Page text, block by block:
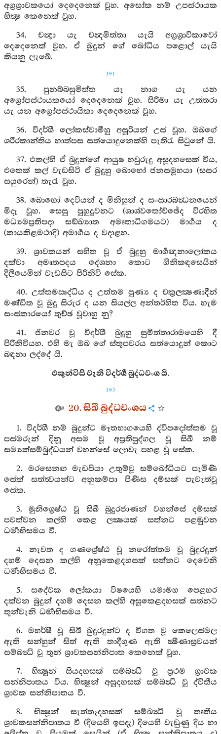
අග්‍රශ්‍රාවකයෝ දෙදෙනෙක් වූහ. අසෝක නම් උපස්ථායක
භික්‍ෂු කෙනෙක් වූහ.
34. චන්‍ද්‍රා යැ චන්‍දමිත්තා යැයි අග්‍රශ්‍රාවිකාවෝ
දෙදෙනෙක් වූහ. ඒ බුදුන් ගේ බෝධිය පළොල් යැයි
කියනු ලැබේ.
191
35. පුනබ්බසුමිත්ත යැ නාග යැ යන
අග්‍රෝපස්ථායකයෝ දෙදෙනෙක් වූහ. සිරිමා යැ උත්තරා
යැ යන අග්‍රෝපස්ථායිකා දෙදෙනෙක් වූහ.
36. විදර්ශී ලෝකස්වාමීහු අසූරියන් උස් වූහ. ඔබගේ
ශරීරකාන්තිය හාත්පස සත්යොදුනෙක්හි පැතිරැ සිටුනේ යි.
37. එකල්හි ඒ බුදුන්ගේ ආයුෂ හවුරුදු අසූදහසෙක් විය,
එතෙක් කල් වැඩසිටි ඒ බුදුහු බොහෝ ජනසමූහයා (සසර
සයුරෙන්) තැරැ වූහ.
38. බොහෝ දෙවියන් ද මිනිසුන් ද සංසාරබන්‍ධනයෙන්
මිදැ වූහ. සෙසු පුහුදුවනට (ශාශ්වතෝච්ඡේද විරහිත
මධ්‍යමප්‍රතිපදා සඞ්ඛ්‍යාත අමෘතාධිගමයට) මාර්‍ගය ද
(කායකිළමථාදි) අමාර්‍ගය ද වදාළහ.
39. ශ්‍රාවකයන් සහිත වූ ඒ බුදුහු මාර්‍ගඥනාලෝකය
දක්වා අමෘතපදය දේශනා කොට ගිනිකඳසෙයින්
දිලියෙමින් වැඩසිට පිරිනිවි සේක.
40. උත්තමඍද්ධිය ද උත්තම පුණ්‍ය ද චක්‍රලක්‍ෂණාදීන්
මණ්ඩිත වූ බුදු සිරුර ද යන සියල්ල අන්තර්හිත විය. හැම
සංස්කාරයෝ තුච්ඡ වූවාහු නු?
41. ජිනවර වූ විදර්ශී බුදුහු සුමිත්තාරාමයෙහි දී
පිරිනිවියහ. එහි මැ ඔබ ගේ ස්තූපවරය සත්යොදුන් කොට
බඳනා ලද්දේ යි.
එකුන්විසි වැනි විදර්ශී බුද්ධවංශ යි.
193
20. සිඛී බුද්ධවංශය
1. විදර්ශී නම් බුදුන්ට මෑතභාගයෙහි ද්විපදෝත්තම වූ
පස්මරුන් දිනූ අසම වූ අප්‍රතිපුද්ගල වූ සිඛී නම්
සම්‍යක්සම්බුද්ධයන් වහන්සේ ලොවැ පහළ වූ සේක.
2. මරසෙනඟ මැඩපියා උතුම්වූ සම්බෝධියට පැමිණි
සේක් සත්ත්‍වයන්ට අනුකම්පා පිණිස දම්සක් පැවැත්වූ
සේක.
3. මුනිශ්‍රෙෂ්ඨ වූ සිඛී බුදුරජාණන් වහන්සේ දම්සක්
පවත්වන කල්හි කෙළ ලක්‍ෂයක් සත්නට පළමුවන
ධර්‍මාභිසමය වී.
4. නැවත ද ගණශ්‍රේෂ්ඨ වූ නරෝත්තම වූ බුදුරදුන්
දහම් දෙසන කල්හි අනූකෙළදහසක් සත්නට දෙවෙනි
ධර්‍මාභිසමය වී.
5. සදේවක ලෝකයා විෂයෙහි යමාමහ පෙළහර
දක්වන බුදුන් දහම් දෙසන කල්හි අසූකෙළදහසක් සත්නට
තුන්වැනි ධර්‍මාභිසමය වී.
6. මහර්ෂී වූ සිඛී බුදුරදුන්ට ද විගත වූ කෙලෙස්මල
ඇති සන්හුන් සිත් ඇති තාදීගුණ ඇති ක්‍ෂීණාස්‍රවයන්
සම්බන්‍ධි වූ තුන් ශ්‍රාවකසන්නිපාත කෙනෙක් වූහ.
7. භික්‍ෂූන් සියදහසක් සම්බන්‍ධී වූ ප්‍රථම ශ්‍රාවක
සන්නිපාතය විය. භික්‍ෂූන් අසූදහසක් සම්බන්‍ධි වූ ද්විතීය
ශ්‍රාවක සන්නිපාතය වී.
8. භික්‍ෂූන් සැත්තෑදහසක් සම්බන්‍ධි වූ තෘතීය
ශ්‍රාවකසන්නිපාතය වී (දියෙහි ඉපදැ) දියෙහි වැඩුණු දිය හා